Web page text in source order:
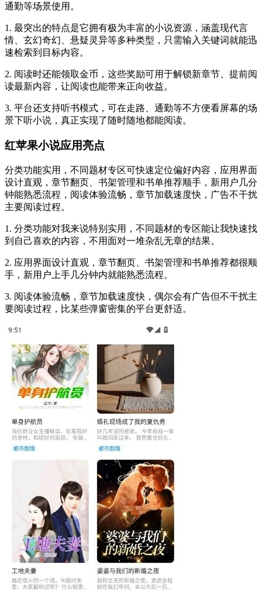
通勤等场景使用。
1. 最突出的特点是它拥有极为丰富的小说资源，涵盖现代言
情、玄幻奇幻、悬疑灵异等多种类型，只需输入关键词就能迅
速检索到目标内容。
2. 阅读时还能领取金币，这些奖励可用于解锁新章节、提前阅
读最新内容，让阅读也能带来正向收益。
3. 平台还支持听书模式，可在走路、通勤等不方便看屏幕的场
景下听小说，真正实现了随时随地都能阅读。
红苹果小说应用亮点
分类功能实用，不同题材专区可快速定位偏好内容，应用界面
设计直观，章节翻页、书架管理和书单推荐顺手，新用户几分
钟能熟悉流程，阅读体验流畅，章节加载速度快，广告不干扰
主要阅读过程。
1. 分类功能对我来说特别实用，不同题材的专区能让我快速找
到自己喜欢的内容，不用面对一堆杂乱无章的结果。
2. 应用界面设计直观，章节翻页、书架管理和书单推荐都很顺
手，新用户上手几分钟内就能熟悉流程。
3. 阅读体验流畅，章节加载速度快，偶尔会有广告但不干扰主
要阅读过程，比某些弹窗密集的平台更舒适。